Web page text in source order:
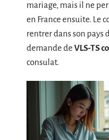
mariage, mais il ne
en France ensuite. Le
rentrer dans son pays
demande de VLS-TS
consulat.